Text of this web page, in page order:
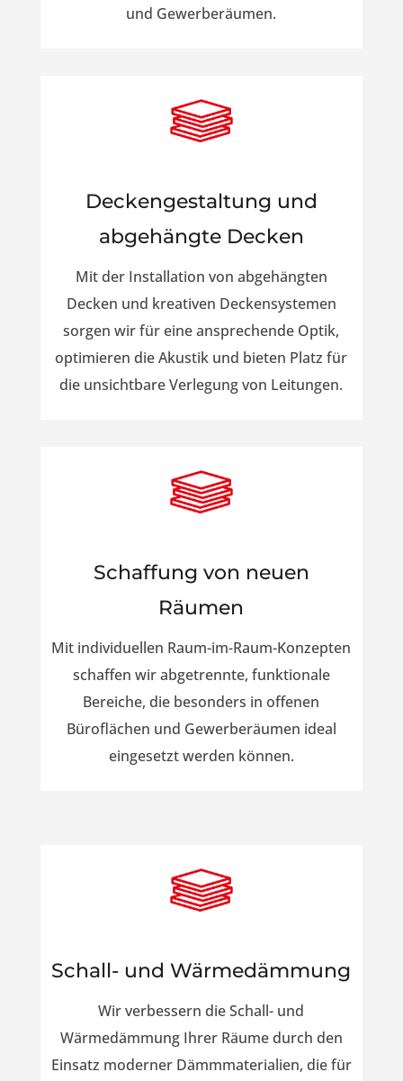
und Gewerberäumen.
Deckengestaltung und
abgehängte Decken
Mit der Installation von abgehängten
Decken und kreativen Deckensystemen
sorgen wir für eine ansprechende Optik,
optimieren die Akustik und bieten Platz für
die unsichtbare Verlegung von Leitungen.
Schaffung von neuen
Räumen
Mit individuellen Raum-im-Raum-Konzepten
schaffen wir abgetrennte, funktionale
Bereiche, die besonders in offenen
Büroflächen und Gewerberäumen ideal
eingesetzt werden können.
Schall- und Wärmedämmung
Wir verbessern die Schall- und
Wärmedämmung Ihrer Räume durch den
Einsatz moderner Dämmmaterialien, die für